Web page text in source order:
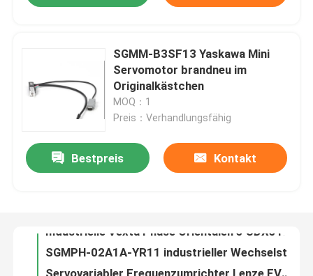
Haus
Über uns
SGMM-B3SF13 Yaskawa Mini
Servomotor brandneu im
Originalkästchen
MOQ：1
Preis：Verhandlungsfähig
Bestpreis Kontakt
Industrielle Vexta Phase Orientalen 5 UDX5114N 100V 115V Servobewegungs